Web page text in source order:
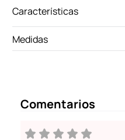
Características
Medidas
Comentarios